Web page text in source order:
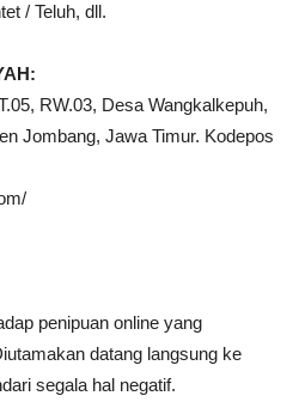
/ Teluh, dll.
RW.03, Desa Wangkalkepuh,
Jombang, Jawa Timur. Kodepos
penipuan online yang
datang langsung ke
segala hal negatif.